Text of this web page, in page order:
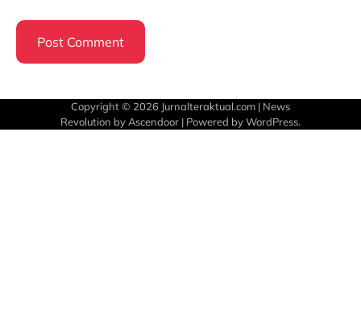
Copyright © 2026 Jurnalteraktual.com | News
Revolution by Ascendoor | Powered byWordPress.